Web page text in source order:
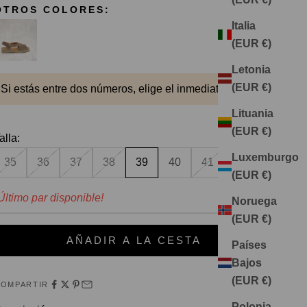
Italia
(EUR €)
Letonia
(EUR €)
Lituania
(EUR €)
Luxemburgo
(EUR €)
Noruega
(EUR €)
Países
Bajos
(EUR €)
COLORES:
Si estás entre dos números, elige el inmediato anterior
35 36 37 38 39 40 41
par disponible!
AÑADIR A LA CESTA